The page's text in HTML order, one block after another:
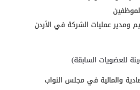
ومدير عمليات الشركة في الأردن
للعضويات السابقة)
والمالية في مجلس النواب